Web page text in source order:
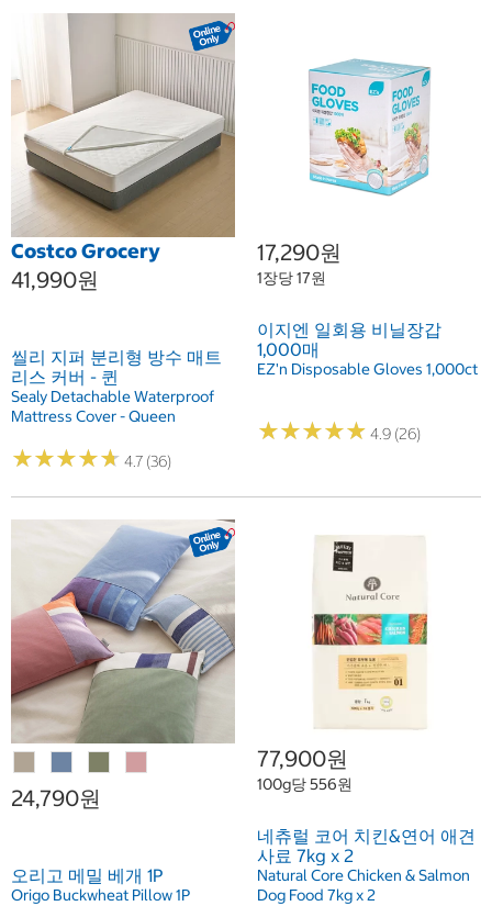
Costco Grocery
41,990원
씰리 지퍼 분리형 방수 매트
리스 커버 - 퀸
Sealy Detachable Waterproof
Mattress Cover - Queen
★★★★★
★★★★★ 4.7 (36)
17,290원
1장당 17원
이지엔 일회용 비닐장갑
1,000매
EZ'n Disposable Gloves 1,000ct
★★★★★
★★★★★ 4.9 (26)
24,790원
오리고 메밀 베개 1P
Origo Buckwheat Pillow 1P
77,900원
100g당 556원
네츄럴 코어 치킨&연어 애견
사료 7kg x 2
Natural Core Chicken & Salmon
Dog Food 7kg x 2